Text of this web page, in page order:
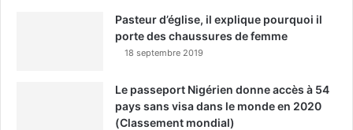
Pasteur d’église, il explique pourquoi il
porte des chaussures de femme
18 septembre 2019
Le passeport Nigérien donne accès à 54
pays sans visa dans le monde en 2020
(Classement mondial)